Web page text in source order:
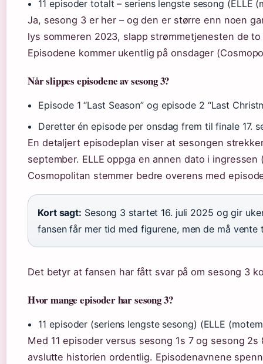
11 episoder totalt – seriens lengste sesong (ELLE
Ja, sesong 3 er her – og den er større enn noen
lys sommeren 2023, slapp strømmetjenesten de
Episodene kommer ukentlig på onsdager
Når slippes episodene av sesong 3?
Episode 1 “Last Season” og episode 2 “Last
Deretter én episode per onsdag frem til finale 17.
En detaljert episodeplan viser at sesongen
september. ELLE oppga en annen dato i
Cosmopolitan stemmer bedre overens med
Kort sagt: Sesong 3 startet 16. juli 2025 og gir
fansen får mer tid med figurene, men de må vente
Det betyr at fansen har fått svar på om sesong 3
Hvor mange episoder har sesong 3?
11 episoder (seriens lengste sesong) (ELLE
Med 11 episoder versus sesong 1s 7 og sesong
avslutte historien ordentlig. Episodenavnene